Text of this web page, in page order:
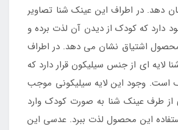
دهد. در اطراف این عینک شنا تصاویر
دارد که کودک از دیدن آن لذت برده و
محصول اشتیاق نشان می دهد. در اطراف
لایه ای از جنس سیلیکون قرار دارد که
است. وجود این لایه سیلیکونی موجب
طرف عینک شنا به صورت کودک وارد
این محصول لذت ببرد. عدسی این